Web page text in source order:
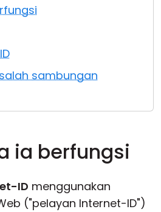
sambungan
ia berfungsi
ID menggunakan
("pelayan Internet-ID")